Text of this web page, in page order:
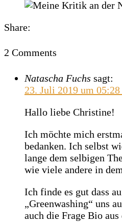
Share:
2 Comments
Natascha Fuchs sagt:
23. Juli 2019 um
Hallo liebe Christine!
Ich möchte mich
bedanken. Ich selbst
lange dem selbigen
wie viele andere in
Ich finde es gut dass
„Greenwashing“ uns
auch die Frage Bio